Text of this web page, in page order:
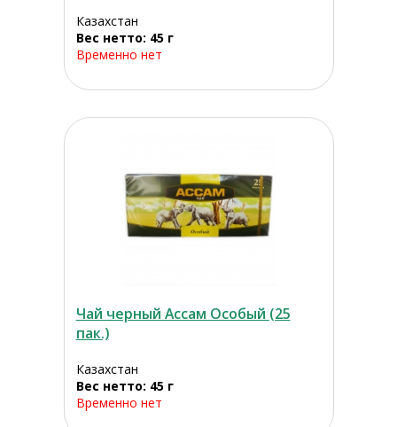
Казахстан
Вес нетто: 45 г
Временно нет
Чай черный Ассам Особый (25
пак.)
Казахстан
Вес нетто: 45 г
Временно нет